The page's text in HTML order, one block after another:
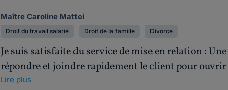
Maître Caroline Mattei
Droit du travail salarié Droit de la famille Divorce
Je suis satisfaite du service de mise en relation :
répondre et joindre rapidement le client pour ouvrir
Lire plus